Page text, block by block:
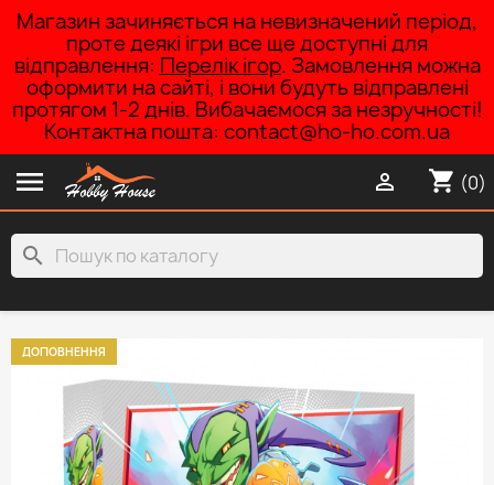
Магазин зачиняється на невизначений період,
проте деякі ігри все ще доступні для
відправлення: Перелік ігор. Замовлення можна
оформити на сайті, і вони будуть відправлені
протягом 1-2 днів. Вибачаємося за незручності!
Контактна пошта: contact@ho-ho.com.ua
 shopping_cart (0)

search
ДОПОВНЕННЯ